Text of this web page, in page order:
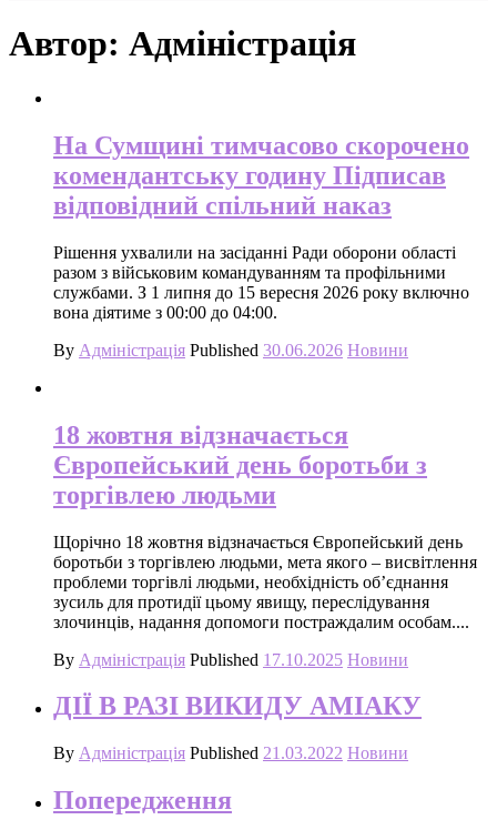
Автор: Адміністрація
На Сумщині тимчасово скорочено
комендантську годину Підписав
відповідний спільний наказ
Рішення ухвалили на засіданні Ради оборони області
разом з військовим командуванням та профільними
службами. З 1 липня до 15 вересня 2026 року включно
вона діятиме з 00:00 до 04:00.
By Адміністрація Published 30.06.2026 Новини
18 жовтня відзначається
Європейський день боротьби з
торгівлею людьми
Щорічно 18 жовтня відзначається Європейський день
боротьби з торгівлею людьми, мета якого – висвітлення
проблеми торгівлі людьми, необхідність об’єднання
зусиль для протидії цьому явищу, переслідування
злочинців, надання допомоги постраждалим особам....
By Адміністрація Published 17.10.2025 Новини
ДІЇ В РАЗІ ВИКИДУ АМІАКУ
By Адміністрація Published 21.03.2022 Новини
Попередження